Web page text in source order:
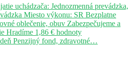
uchádzača: Jednozmenná prevádzka,
Miesto výkonu: SR Bezplatne
oblečenie, obuv Zabezpečujeme a
Hradíme 1,86 € hodnoty
Penzijný fond, zdravotné…